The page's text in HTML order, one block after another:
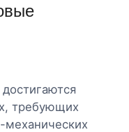
требующих